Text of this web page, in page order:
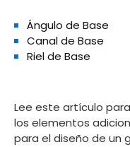
Ángulo de Base
Canal de Base
Riel de Base
Lee este artículo
los elementos
para el diseño de un